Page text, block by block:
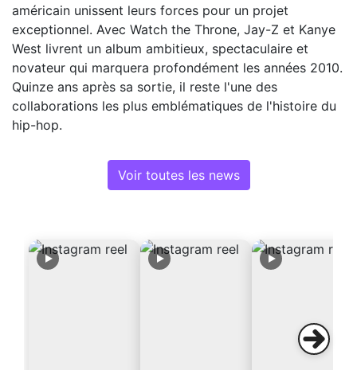
américain unissent leurs forces pour un projet
exceptionnel. Avec Watch the Throne, Jay-Z et Kanye
West livrent un album ambitieux, spectaculaire et
novateur qui marquera profondément les années 2010.
Quinze ans après sa sortie, il reste l'une des
collaborations les plus emblématiques de l'histoire du
hip-hop.
Voir toutes les news